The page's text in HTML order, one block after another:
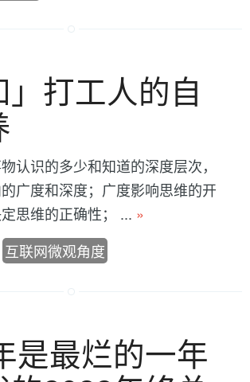
」打工人的自
认识的多少和知道的深度层次，
广度和深度；广度影响思维的开
思维的正确性； ... »
互联网微观角度
是最烂的一年